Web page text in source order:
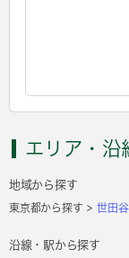
エリア・沿
地域から探す
東京都から探す 世田
沿線・駅から探す